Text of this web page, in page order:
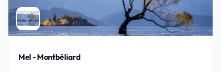
Mel - Montbéliard